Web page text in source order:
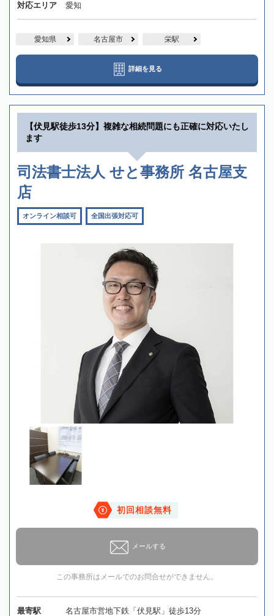
対応エリア 愛知
愛知県 名古屋市 栄駅
詳細を見る
【伏見駅徒歩13分】複雑な相続問題にも正確に対応いたし
ます
司法書士法人 せと事務所 名古屋支
店
オンライン相談可 全国出張対応可
初回相談無料
メールする
この事務所はメールでのお問合せができません。
最寄駅 名古屋市営地下鉄「伏見駅」徒歩13分